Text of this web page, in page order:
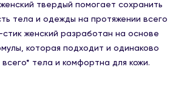
твердый помогает сохранить
тела и одежды на протяжении всего
женский разработан на основе
которая подходит и одинаково
тела и комфортна для кожи.